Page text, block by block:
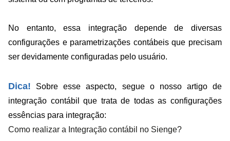
No entanto, essa integração depende de diversas
configurações e parametrizações contábeis que precisam
ser devidamente configuradas pelo usuário.
Dica! Sobre esse aspecto, segue o nosso artigo de
integração contábil que trata de todas as configurações
essências para integração:
Como realizar a Integração contábil no Sienge?